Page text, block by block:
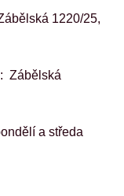
Zábělská 1220/25,
Zábělská
pondělí a středa